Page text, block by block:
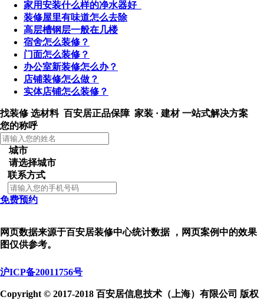
家用安装什么样的净水器好
装修屋里有味道怎么去除
高层槽钢层一般在几楼
宿舍怎么装修？
门面怎么装修？
办公室新装修怎么办？
店铺装修怎么做？
实体店铺怎么装修？
找装修 选材料百安居正品保障 家装 · 建材一站式解决方案
您的称呼
城市
请选择城市
联系方式
免费预约
网页数据来源于百安居装修中心统计数据 ，网页案例中的效果
图仅供参考。
沪ICP备20011756号
Copyright © 2017-2018 百安居信息技术（上海）有限公司 版权